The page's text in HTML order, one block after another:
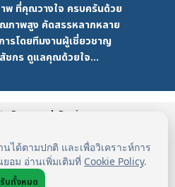
นได้ตามปกติ และเพื่อวิเคราะห์การ
อม อ่านเพิ่มเติมที่ Cookie Policy.
บทั้งหมด
ที่คุณวางใจ ครบครันด้วย
าพสูง คัดสรรหลากหลาย
รโดยทีมงานผู้เชี่ยวชาญ
ชกร ดูแลคุณด้วยใจ...
Reserved. Design